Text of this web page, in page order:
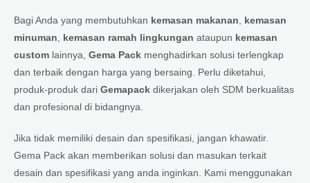
Bagi Anda yang membutuhkan kemasan makanan
kemasan
minuman
kemasan ramah lingkungan ataupun kemasan
custom lainnya, Gema Pack menghadirkan solusi terlengkap
dan terbaik dengan harga yang bersaing. Perlu diketahui,
produk-produk dari Gemapack dikerjakan oleh SDM berkualitas
dan profesional di bidangnya.
Jika tidak memiliki desain dan spesifikasi, jangan khawatir.
Gema Pack akan memberikan solusi dan masukan terkait
desain dan spesifikasi yang anda inginkan. Kami menggunakan